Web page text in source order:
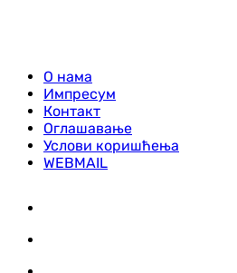
О нама
Импресум
Контакт
Оглашавање
Услови коришћења
WEBMAIL